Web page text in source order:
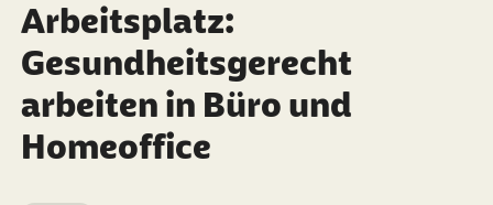
Arbeitsplatz:
Gesundheitsgerecht
arbeiten in Büro und
Homeoffice